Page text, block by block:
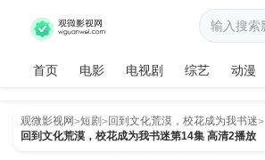
首页 电影 电视剧 综艺 动漫
观微影视网>短剧>回到文化荒漠，校花成为我书迷>
回到文化荒漠，校花成为我书迷第14集 高清2播放